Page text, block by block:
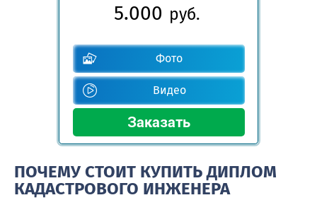
5.000 руб.
Фото
Видео
ПОЧЕМУ СТОИТ КУПИТЬ ДИПЛОМ
КАДАСТРОВОГО ИНЖЕНЕРА